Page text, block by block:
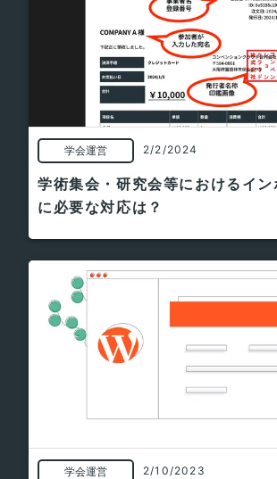
学会運営 2/2/2024
学術集会・研究会等におけるイン
に必要な対応は？
学会運営 2/10/2023